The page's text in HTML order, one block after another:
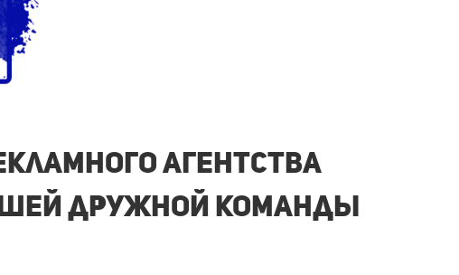
агентства
дружной команды